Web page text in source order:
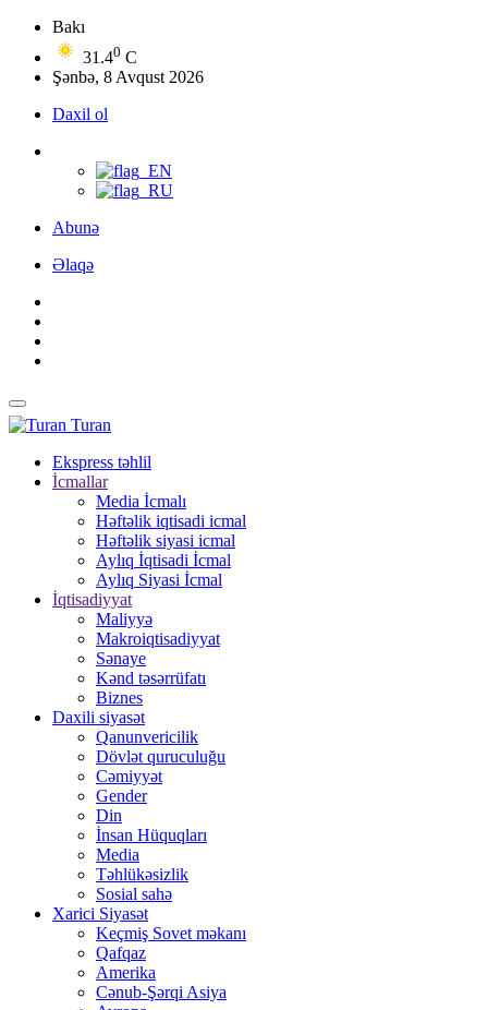
Bakı
31.40 C
Şənbə, 8 Avqust 2026
Daxil ol
Abunə
Əlaqə
Turan
Ekspress təhlil
İcmallar
Media İcmalı
Həftəlik iqtisadi icmal
Həftəlik siyasi icmal
Aylıq İqtisadi İcmal
Aylıq Siyasi İcmal
İqtisadiyyat
Maliyyə
Makroiqtisadiyyat
Sənaye
Kənd təsərrüfatı
Biznes
Daxili siyasət
Qanunvericilik
Dövlət quruculuğu
Cəmiyyət
Gender
Din
İnsan Hüquqları
Media
Təhlükəsizlik
Sosial sahə
Xarici Siyasət
Keçmiş Sovet məkanı
Qafqaz
Amerika
Cənub-Şərqi Asiya